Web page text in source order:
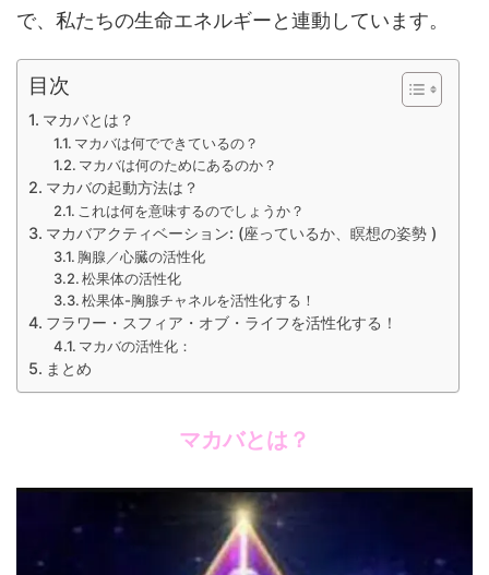
で、私たちの生命エネルギーと連動しています。
目次
マカバとは？
マカバは何でできているの？
マカバは何のためにあるのか？
マカバの起動方法は？
これは何を意味するのでしょうか？
マカバアクティベーション: (座っているか、瞑想の姿勢 )
胸腺／心臓の活性化
松果体の活性化
松果体-胸腺チャネルを活性化する！
フラワー・スフィア・オブ・ライフを活性化する！
マカバの活性化：
まとめ
マカバとは？